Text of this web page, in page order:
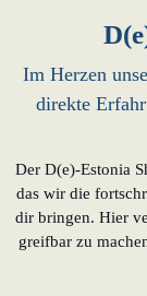
Im Herzen
direkte
Der D(e)-Estonia
das wir die
dir bringen. Hier
greifbar zu